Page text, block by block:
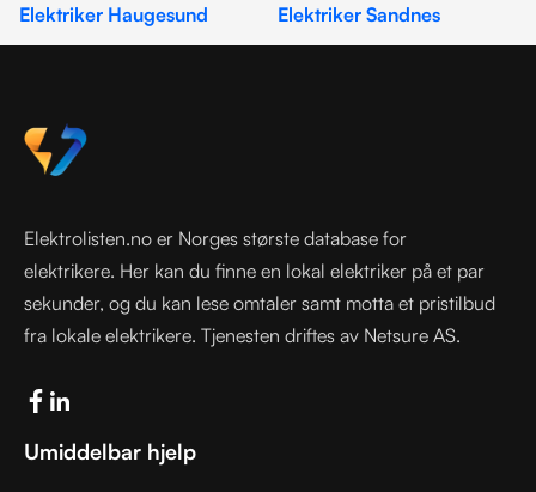
Elektriker Haugesund
Elektriker Sandnes
Elektrolisten.no er Norges største database for
elektrikere. Her kan du finne en lokal elektriker på et par
sekunder, og du kan lese omtaler samt motta et pristilbud
fra lokale elektrikere. Tjenesten driftes av Netsure AS.
Umiddelbar hjelp